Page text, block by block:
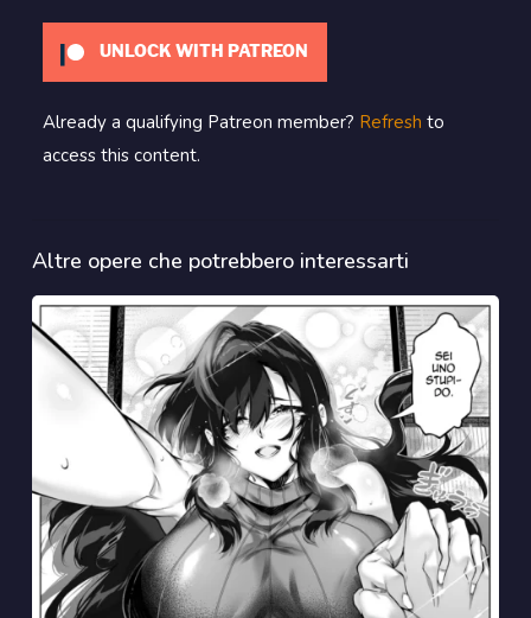
UNLOCK WITH PATREON
Already a qualifying Patreon member? Refresh to
access this content.
Altre opere che potrebbero interessarti